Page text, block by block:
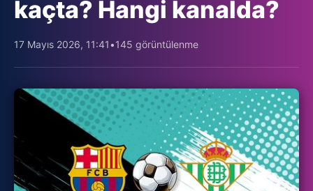
kaçta? Hangi kanalda?
17 Mayıs 2026, 11:41•145 görüntülenme